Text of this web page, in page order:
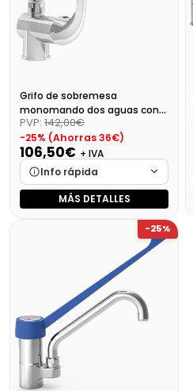
Grifo de sobremesa
monomando dos aguas con
caño elevado
PVP: 142,00€
-25% (Ahorras 36€)
106,50€ + IVA
Info rápida
Marca
Cargando…
Cargando…
Cargando…
Precio final (+21%)
128,87 €
MÁS DETALLES
-25%